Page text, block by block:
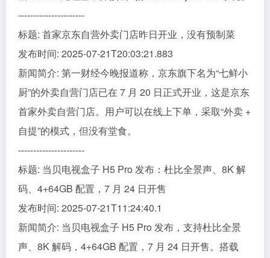
----------------------
标题: 首家京东自营外卖门店昨日开业，没有预制菜
发布时间: 2025-07-21T20:03:21.883
新闻简介: 第一财经今晚报道称，京东旗下名为“七鲜小
厨”的外卖自营门店已在 7 月 20 日正式开业，这是京东
首家外卖自营门店。用户可以在线上下单，采取“外卖 +
自提”的模式，但没有堂食。
----------------------
标题: 当贝电视盒子 H5 Pro 发布：杜比全景声、8K 解
码、4+64GB 配置，7 月 24 日开售
发布时间: 2025-07-21T11:24:40.1
新闻简介: 当贝电视盒子 H5 Pro 发布，支持杜比全景
声、8K 解码，4+64GB 配置，7 月 24 日开售。搭载